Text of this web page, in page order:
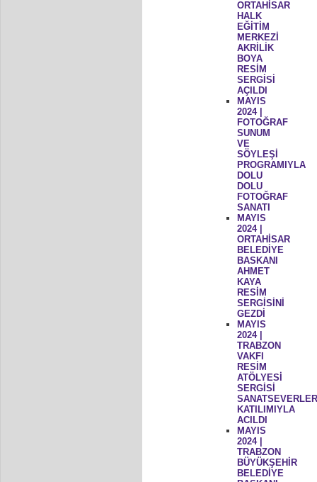
ORTAHİSAR
HALK
EĞİTİM
MERKEZİ
AKRİLİK
BOYA
RESİM
SERGİSİ
AÇILDI
MAYIS
2024 |
FOTOĞRAF
SUNUM
VE
SÖYLEŞİ
PROGRAMIYLA
DOLU
DOLU
FOTOĞRAF
SANATI
MAYIS
2024 |
ORTAHİSAR
BELEDİYE
BASKANI
AHMET
KAYA
RESİM
SERGİSİNİ
GEZDİ
MAYIS
2024 |
TRABZON
VAKFI
RESİM
ATÖLYESİ
SERGİSİ
KATILIMIYLA
ACILDI
MAYIS
2024 |
TRABZON
BÜYÜKŞEHİR
BELEDİYE